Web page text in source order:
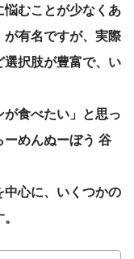
むことが少なくあ
が有名ですが、実際
択肢が豊富で、い
食べたい」と思っ
めんぬーぼう 谷
心に、いくつかの